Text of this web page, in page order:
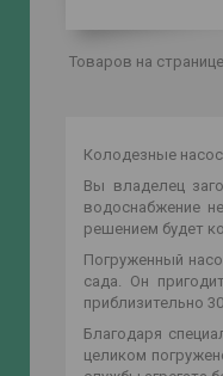
Колодезные
Вы владелец
водоснабжение
решением будет
Погруженный
сада. Он
приблизительно
Благодаря
целиком